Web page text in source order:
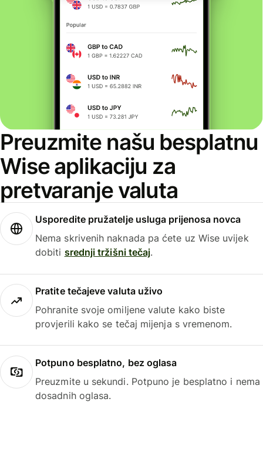
Preuzmite našu besplatnu
Wise aplikaciju za
pretvaranje valuta
Usporedite pružatelje usluga prijenosa novca
Nema skrivenih naknada pa ćete uz Wise uvijek
dobiti srednji tržišni tečaj.
Pratite tečajeve valuta uživo
Pohranite svoje omiljene valute kako biste
provjerili kako se tečaj mijenja s vremenom.
Potpuno besplatno, bez oglasa
Preuzmite u sekundi. Potpuno je besplatno i nema
dosadnih oglasa.